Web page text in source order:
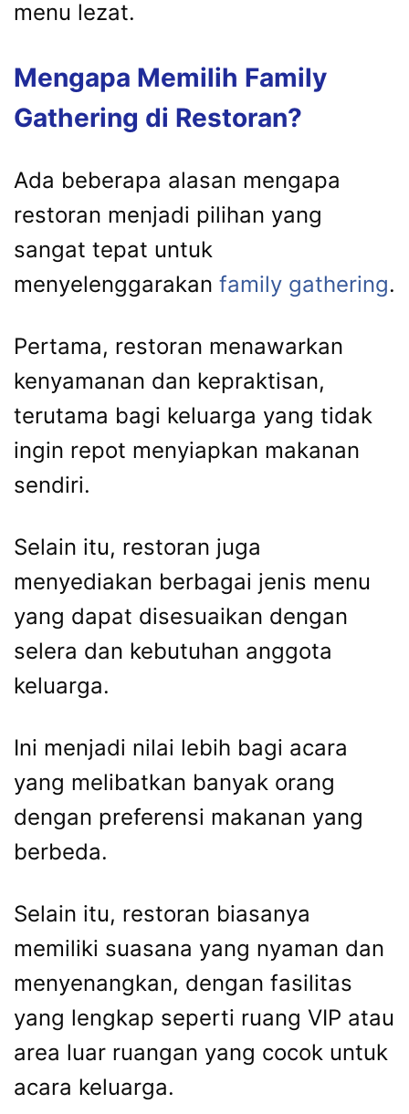
menu lezat.
Mengapa Memilih Family
Gathering di Restoran?
Ada beberapa alasan mengapa
restoran menjadi pilihan yang
sangat tepat untuk
menyelenggarakan family gathering.
Pertama, restoran menawarkan
kenyamanan dan kepraktisan,
terutama bagi keluarga yang tidak
ingin repot menyiapkan makanan
sendiri.
Selain itu, restoran juga
menyediakan berbagai jenis menu
yang dapat disesuaikan dengan
selera dan kebutuhan anggota
keluarga.
Ini menjadi nilai lebih bagi acara
yang melibatkan banyak orang
dengan preferensi makanan yang
berbeda.
Selain itu, restoran biasanya
memiliki suasana yang nyaman dan
menyenangkan, dengan fasilitas
yang lengkap seperti ruang VIP atau
area luar ruangan yang cocok untuk
acara keluarga.